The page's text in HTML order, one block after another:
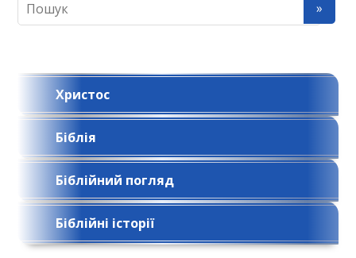
Христос
Біблія
Біблійний погляд
Біблійні історії